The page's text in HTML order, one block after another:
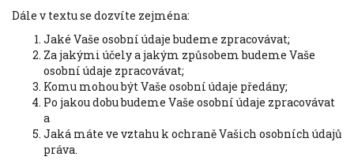
Dále v textu se dozvíte zejména:
Jaké Vaše osobní údaje budeme zpracovávat;
Za jakými účely a jakým způsobem budeme Vaše
osobní údaje zpracovávat;
Komu mohou být Vaše osobní údaje předány;
Po jakou dobu budeme Vaše osobní údaje zpracovávat
a
Jaká máte ve vztahu k ochraně Vašich osobních údajů
práva.